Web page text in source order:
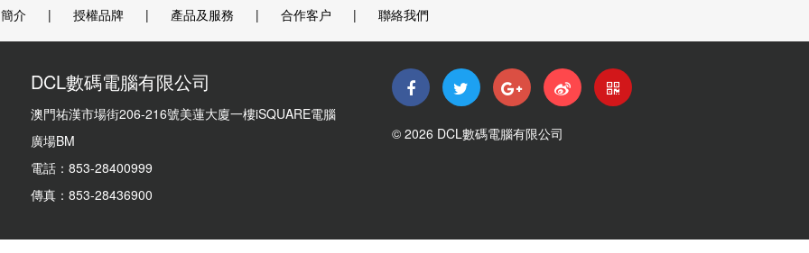
介 | 授權品牌 | 產品及服務 | 合作客户 | 聯絡我們
DCL數碼電腦有限公司
澳門祐漢市場街206-216號美蓮大廈一樓iSQUARE電腦
廣場BM
電話：853-28400999
傳真：853-28436900
© 2026 DCL數碼電腦有限公司